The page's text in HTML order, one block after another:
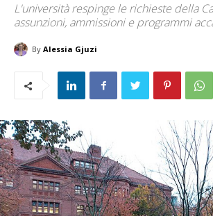
L'università respinge le richieste della
assunzioni, ammissioni e programmi
By Alessia Gjuzi